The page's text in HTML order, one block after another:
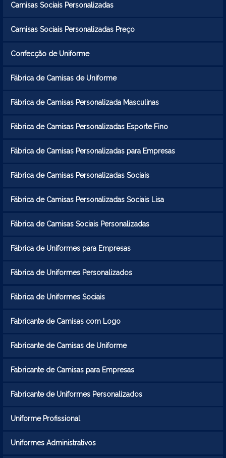
Camisas Sociais Personalizadas
Camisas Sociais Personalizadas Preço
Confecção de Uniforme
Fábrica de Camisas de Uniforme
Fábrica de Camisas Personalizada Masculinas
Fábrica de Camisas Personalizadas Esporte Fino
Fábrica de Camisas Personalizadas para Empresas
Fábrica de Camisas Personalizadas Sociais
Fábrica de Camisas Personalizadas Sociais Lisa
Fábrica de Camisas Sociais Personalizadas
Fábrica de Uniformes para Empresas
Fábrica de Uniformes Personalizados
Fábrica de Uniformes Sociais
Fabricante de Camisas com Logo
Fabricante de Camisas de Uniforme
Fabricante de Camisas para Empresas
Fabricante de Uniformes Personalizados
Uniforme Profissional
Uniformes Administrativos